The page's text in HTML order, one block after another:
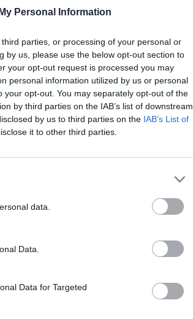
Personal Information
parties, or processing of your personal or
by us, please use the below opt-out section to
your opt-out request is processed you may
personal information utilized by us or personal
opt-out. You may separately opt-out of the
by third parties on the IAB’s list of downstream
by us to third parties on the IAB’s List of
it to other third parties.
data.
Data.
Data for Targeted